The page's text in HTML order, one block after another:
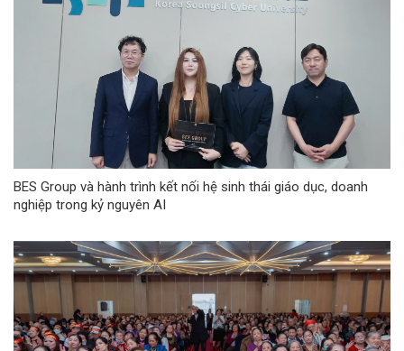
BES Group và hành trình kết nối hệ sinh thái giáo dục, doanh
nghiệp trong kỷ nguyên AI